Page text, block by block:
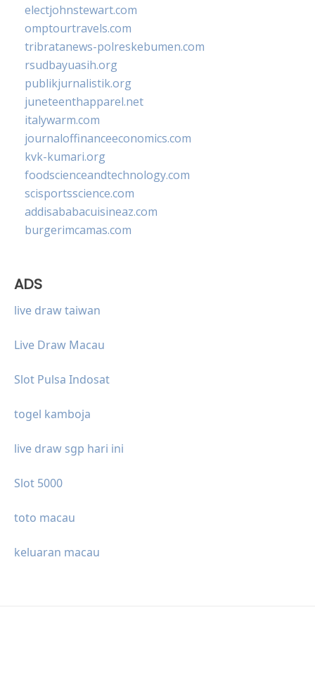
electjohnstewart.com
omptourtravels.com
tribratanews-polreskebumen.com
rsudbayuasih.org
publikjurnalistik.org
juneteenthapparel.net
italywarm.com
journaloffinanceeconomics.com
kvk-kumari.org
foodscienceandtechnology.com
scisportsscience.com
addisababacuisineaz.com
burgerimcamas.com
ADS
live draw taiwan
Live Draw Macau
Slot Pulsa Indosat
togel kamboja
live draw sgp hari ini
Slot 5000
toto macau
keluaran macau